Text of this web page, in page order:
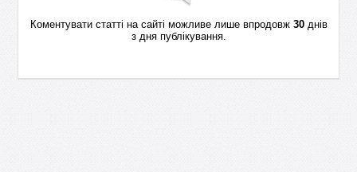
Коментувати статті на сайті можливе лише впродовж 30днів
з дня публікування.